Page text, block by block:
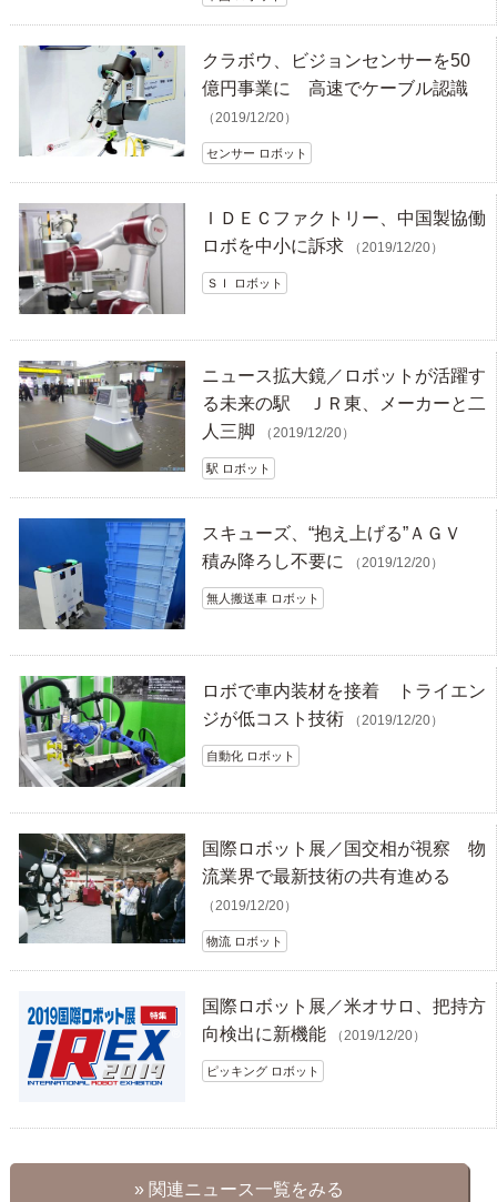
クラボウ、ビジョンセンサーを50
億円事業に 高速でケーブル認識
（2019/12/20）
センサー ロボット
ＩＤＥＣファクトリー、中国製協働
ロボを中小に訴求
（2019/12/20）
ＳＩ ロボット
ニュース拡大鏡／ロボットが活躍す
る未来の駅 ＪＲ東、メーカーと二
人三脚
（2019/12/20）
駅 ロボット
スキューズ、“抱え上げる”ＡＧＶ
積み降ろし不要に
（2019/12/20）
無人搬送車 ロボット
ロボで車内装材を接着 トライエン
ジが低コスト技術
（2019/12/20）
自動化 ロボット
国際ロボット展／国交相が視察 物
流業界で最新技術の共有進める
（2019/12/20）
物流 ロボット
国際ロボット展／米オサロ、把持方
向検出に新機能
（2019/12/20）
ピッキング ロボット
» 関連ニュース一覧をみる